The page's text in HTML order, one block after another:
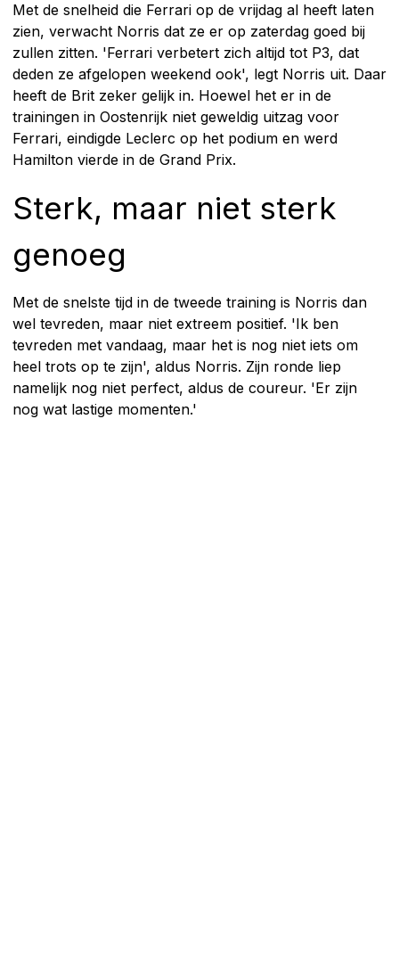
Met de snelheid die Ferrari op de vrijdag al heeft laten
zien, verwacht Norris dat ze er op zaterdag goed bij
zullen zitten. 'Ferrari verbetert zich altijd tot P3, dat
deden ze afgelopen weekend ook', legt Norris uit. Daar
heeft de Brit zeker gelijk in. Hoewel het er in de
trainingen in Oostenrijk niet geweldig uitzag voor
Ferrari, eindigde Leclerc op het podium en werd
Hamilton vierde in de Grand Prix.
Sterk, maar niet sterk
genoeg
Met de snelste tijd in de tweede training is Norris dan
wel tevreden, maar niet extreem positief. 'Ik ben
tevreden met vandaag, maar het is nog niet iets om
heel trots op te zijn', aldus Norris. Zijn ronde liep
namelijk nog niet perfect, aldus de coureur. 'Er zijn
nog wat lastige momenten.'